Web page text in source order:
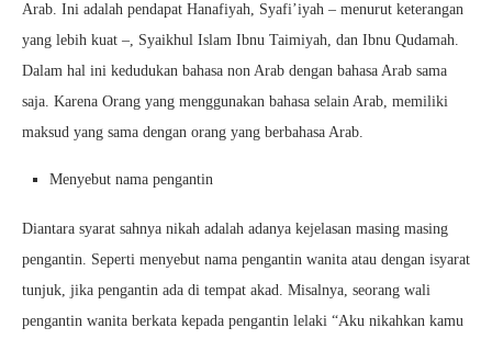
Arab. Ini adalah pendapat Hanafiyah, Syafi’iyah – menurut keterangan
yang lebih kuat –, Syaikhul Islam Ibnu Taimiyah, dan Ibnu Qudamah.
Dalam hal ini kedudukan bahasa non Arab dengan bahasa Arab sama
saja. Karena Orang yang menggunakan bahasa selain Arab, memiliki
maksud yang sama dengan orang yang berbahasa Arab.
Menyebut nama pengantin
Diantara syarat sahnya nikah adalah adanya kejelasan masing masing
pengantin. Seperti menyebut nama pengantin wanita atau dengan isyarat
tunjuk, jika pengantin ada di tempat akad. Misalnya, seorang wali
pengantin wanita berkata kepada pengantin lelaki “Aku nikahkan kamu